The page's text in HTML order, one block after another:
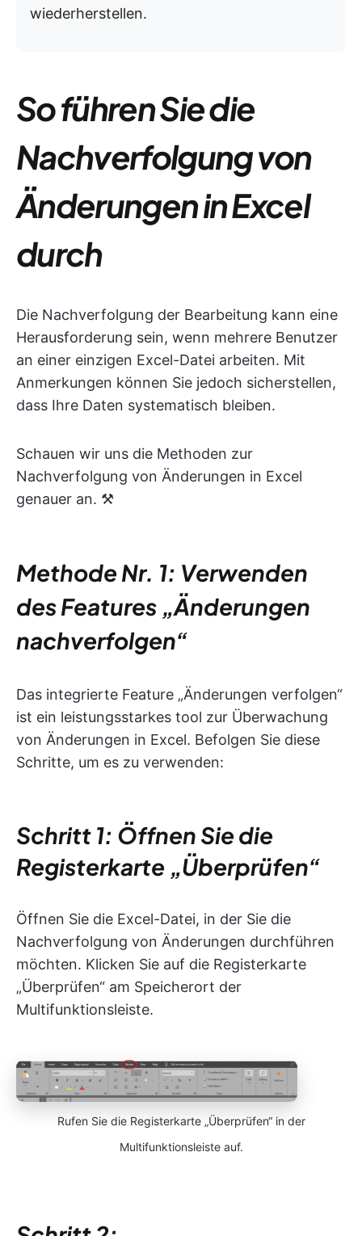
wiederherstellen.
So führen Sie die
Nachverfolgung von
Änderungen in Excel
durch
Die Nachverfolgung der Bearbeitung kann eine
Herausforderung sein, wenn mehrere Benutzer
an einer einzigen Excel-Datei arbeiten. Mit
Anmerkungen können Sie jedoch sicherstellen,
dass Ihre Daten systematisch bleiben.
Schauen wir uns die Methoden zur
Nachverfolgung von Änderungen in Excel
genauer an. ⚒️
Methode Nr. 1: Verwenden
des Features „Änderungen
nachverfolgen“
Das integrierte Feature „Änderungen verfolgen“
ist ein leistungsstarkes tool zur Überwachung
von Änderungen in Excel. Befolgen Sie diese
Schritte, um es zu verwenden:
Schritt 1: Öffnen Sie die
Registerkarte „Überprüfen“
Öffnen Sie die Excel-Datei, in der Sie die
Nachverfolgung von Änderungen durchführen
möchten. Klicken Sie auf die Registerkarte
„Überprüfen“ am Speicherort der
Multifunktionsleiste.
Rufen Sie die Registerkarte „Überprüfen“ in der
Multifunktionsleiste auf.